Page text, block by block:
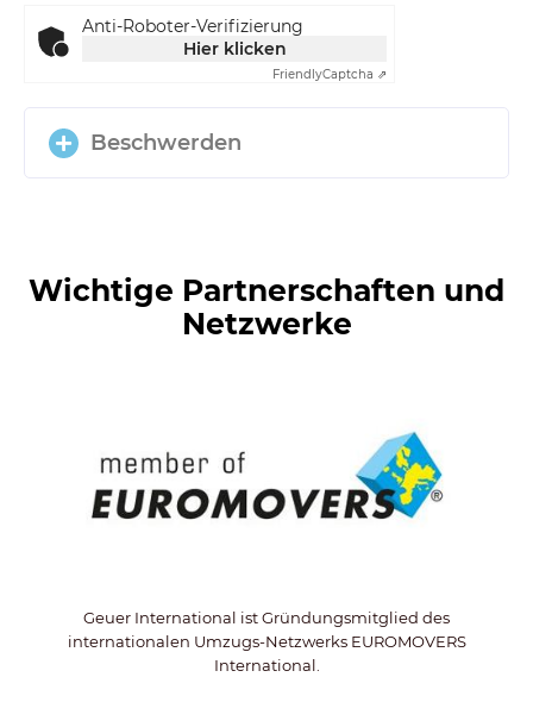
Anti-Roboter-Verifizierung
Hier klicken
FriendlyCaptcha ⇗
Beschwerden
Wichtige Partnerschaften und
Netzwerke
Geuer International ist Gründungsmitglied des
internationalen Umzugs-Netzwerks EUROMOVERS
International.